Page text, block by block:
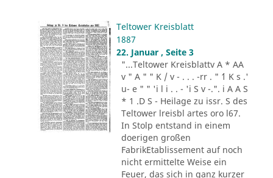
Teltower Kreisblatt
1887
22. Januar , Seite 3
"...Teltower Kreisblattv A * AA
v " A " " K / v - . . . -rr . " ´1 K s .'
u- e " " 'i l i . . - 'i S v -.". i A A S
* 1 .D S - Heilage zu issr. S des
Teltower lreisbl artes oro l67.
In Stolp entstand in einem
doerigen großen
FabrikEtablissement auf noch
nicht ermittelte Weise ein
Feuer, das sich in ganz kurzer